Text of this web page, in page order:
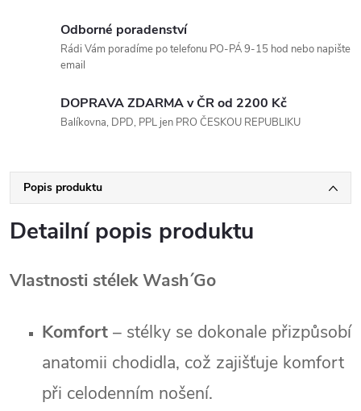
Odborné poradenství
Rádi Vám poradíme po telefonu PO-PÁ 9-15 hod nebo napište
email
DOPRAVA ZDARMA v ČR od 2200 Kč
Balíkovna, DPD, PPL jen PRO ČESKOU REPUBLIKU
Popis produktu
Detailní popis produktu
Vlastnosti stélek Wash´Go
Komfort – stélky se dokonale přizpůsobí
anatomii chodidla, což zajišťuje komfort
při celodenním nošení.